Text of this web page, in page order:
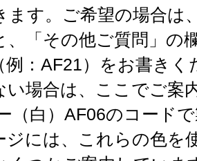
ます。ご希望の場合は
、「その他ご質問」の
例：AF21）をお書きく
い場合は、ここでご案
（白）AF06のコード
ジには、これらの色を